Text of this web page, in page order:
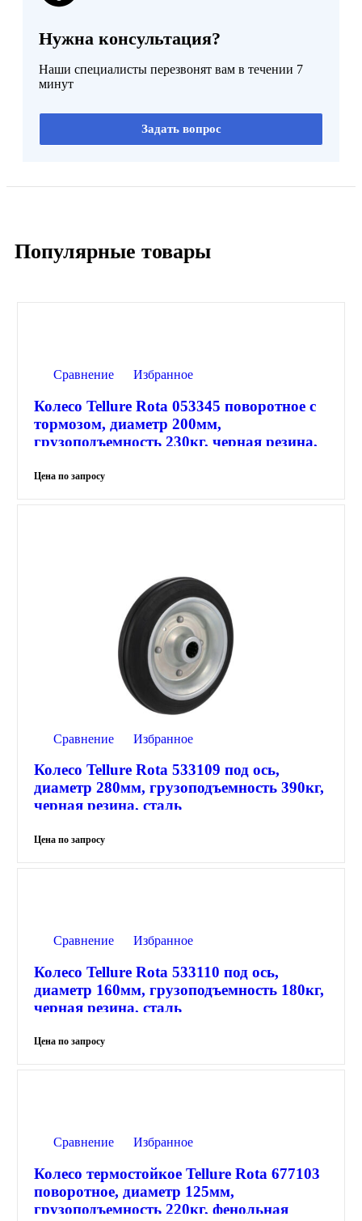
Нужна консультация?
Наши специалисты перезвонят вам в течении 7
минут
Задать вопрос
Популярные товары
Сравнение Избранное
Колесо Tellure Rota 053345 поворотное с
тормозом, диаметр 200мм,
грузоподъемность 230кг, черная резина,
Сравнение Избранное
Колесо Tellure Rota 533109 под ось,
диаметр 280мм, грузоподъемность 390кг,
черная резина, сталь
Сравнение Избранное
Колесо Tellure Rota 533110 под ось,
диаметр 160мм, грузоподъемность 180кг,
черная резина, сталь
Сравнение Избранное
Колесо термостойкое Tellure Rota 677103
поворотное, диаметр 125мм,
грузоподъемность 220кг, фенольная